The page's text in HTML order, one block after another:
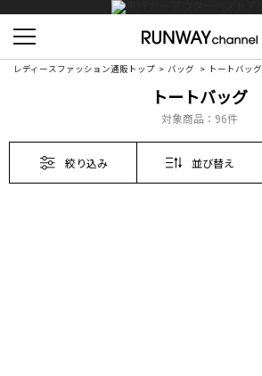
レディースファッション通販トップ バッグ トートバッグ
トートバッグ
対象商品： 96件
絞り込み 並び替え